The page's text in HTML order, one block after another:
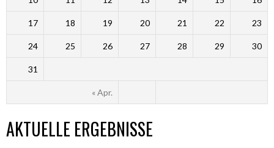
« Apr.
17 18 19 20 21 22 23
24 25 26 27 28 29 30
31
AKTUELLE ERGEBNISSE